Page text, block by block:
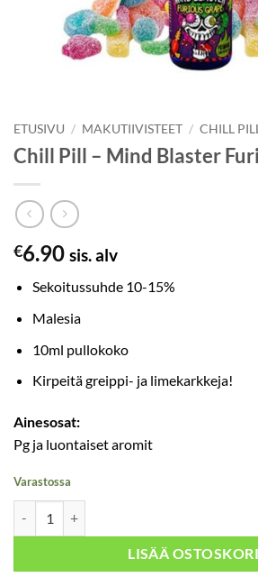
ETUSIVU / MAKUTIIVISTEET / CHILL PILL
Chill Pill – Mind Blaster
€6.90 sis. alv
Sekoitussuhde 10-15%
Malesia
10ml pullokoko
Kirpeitä greippi- ja limekarkkeja!
Ainesosat:
Pg ja luontaiset aromit
Varastossa
LISÄÄ